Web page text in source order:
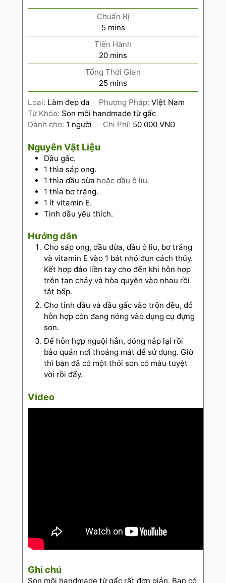
Chuẩn Bị
5 mins
Tiến Hành
20 mins
Tổng Thời Gian
25 mins
Loại: Làm đẹp da Phương Pháp: Việt Nam
Từ Khóa: Son môi handmade từ gấc
Dành cho: 1 người Chi Phí: 50 000 VND
Nguyên Vật Liệu
Dầu gấc.
1 thìa sáp ong.
1 thìa dầu dừa hoặc dầu ô liu.
1 thìa bơ trắng.
1 ít vitamin E.
Tinh dầu yêu thích.
Hướng dẫn
Cho sáp ong, dầu dừa, dầu ô liu, bơ trắng
và vitamin E vào 1 bát nhỏ đun cách thủy.
Kết hợp đảo liền tay cho đến khi hỗn hợp
trên tan chảy và hòa quyện vào nhau rồi
tắt bếp.
Cho tinh dầu và dầu gấc vào trộn đều, đổ
hỗn hợp còn đang nóng vào dụng cụ đựng
son.
Để hỗn hợp nguội hẳn, đóng nắp lại rồi
bảo quản nơi thoáng mát để sử dụng. Giờ
thì bạn đã có một thỏi son có màu tuyệt
vời rồi đấy.
Video
Ghi chú
Son môi handmade từ gấc rất đơn giản. Bạn có